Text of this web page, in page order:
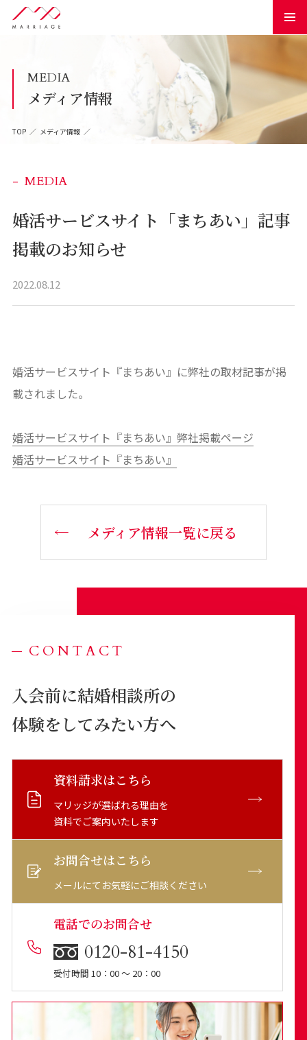
MEDIA
メディア情報
TOP メディア情報
MEDIA
婚活サービスサイト「まちあい」記事
掲載のお知らせ
2022.08.12
婚活サービスサイト『まちあい』に弊社の取材記事が掲
載されました。
婚活サービスサイト『まちあい』弊社掲載ページ
婚活サービスサイト『まちあい』
メディア情報一覧に戻る
CONTACT
入会前に結婚相談所の
体験をしてみたい方へ
資料請求はこちら
マリッジが選ばれる理由を
資料でご案内いたします
お問合せはこちら
メールにてお気軽にご相談ください
電話でのお問合せ
0120-81-4150
受付時間 10：00 ～ 20：00